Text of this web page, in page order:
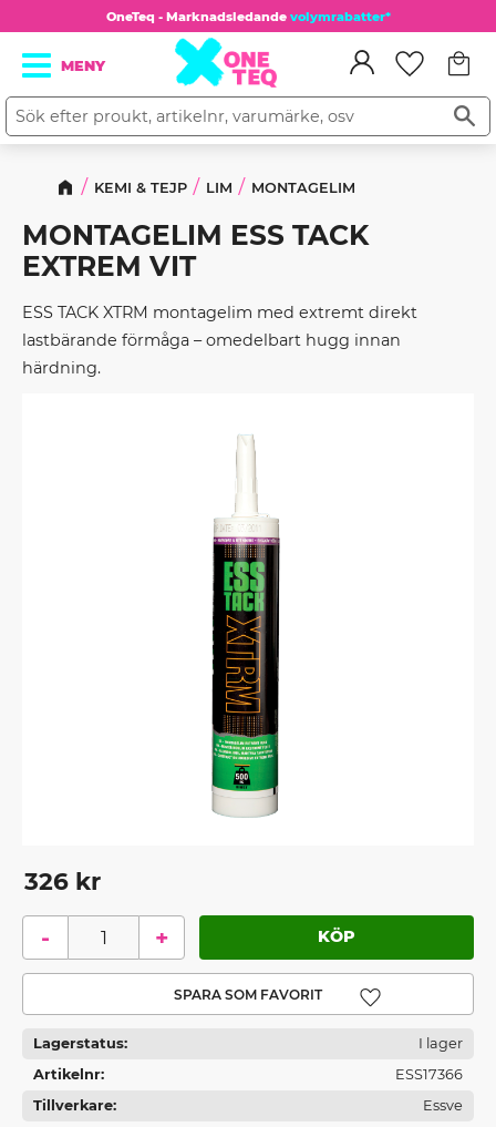
Meny
OneTeq - Marknadsledande volymrabatter*
KEMI & TEJP LIM MONTAGELIM
MONTAGELIM ESS TACK
EXTREM VIT
ESS TACK XTRM montagelim med extremt direkt
lastbärande förmåga – omedelbart hugg innan
härdning.
326 kr
+
-
Lägg till i favoriter
Lagerstatus
I lager
Artikelnr
ESS17366
Tillverkare
Essve